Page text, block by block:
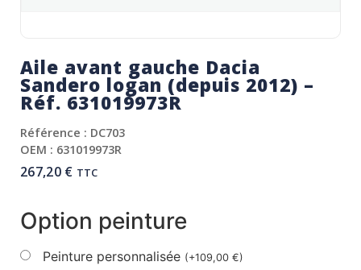
Aile avant gauche Dacia
Sandero logan (depuis 2012) –
Réf. 631019973R
Référence : DC703
OEM : 631019973R
267,20 € TTC
Option peinture
Peinture personnalisée (+109,00 €)